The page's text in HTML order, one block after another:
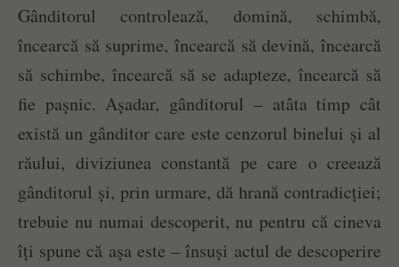
Gânditorul controlează, domină, schimbă,
încearcă să suprime, încearcă să devină, încearcă
să schimbe, încearcă să se adapteze, încearcă să
fie pașnic. Așadar, gânditorul – atâta timp cât
există un gânditor care este cenzorul binelui și al
răului, diviziunea constantă pe care o creează
gânditorul și, prin urmare, dă hrană contradicției;
trebuie nu numai descoperit, nu pentru că cineva
îți spune că așa este – însuși actul de descoperire